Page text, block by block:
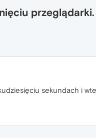
przeglądarki.
sekundach i